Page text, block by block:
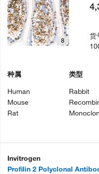
8
种属
Human
Mouse
Rat
类型
Rabbit
货
Invitrogen
Profilin 2 Polyclonal